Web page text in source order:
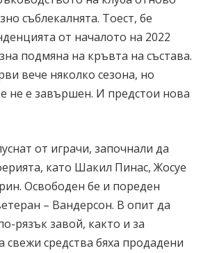
съблекалнята. Тоест, бе
от началото на 2022
подмяна на кръвта на състава.
вече няколко сезона, но
не е завършен. И предстои нова
от играчи, започнали да
като Шакил Пинас, Жосуе
Освободен бе и пореден
– Вандерсон. В опит да
рязък завой, както и за
свежи средства бяха продадени